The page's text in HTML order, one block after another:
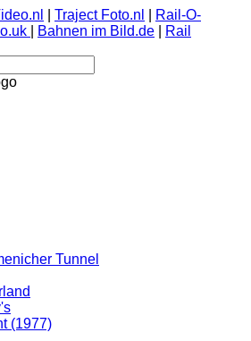
Traject Foto.nl
Rail-O-
Bahnen im Bild.de
Rail
Tunnel
(1977)